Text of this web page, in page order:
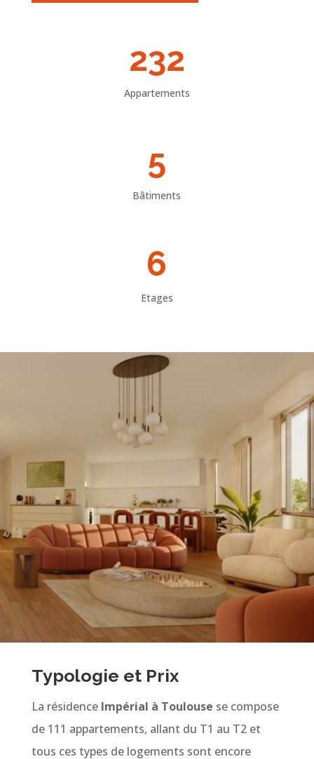
232
Appartements
5
Bâtiments
6
Etages
Typologie et Prix
La résidence Impérial à Toulouse se compose
de 111 appartements, allant du T1 au T2 et
tous ces types de logements sont encore